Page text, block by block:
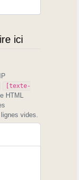
ici
[texte-
HTML
vides.